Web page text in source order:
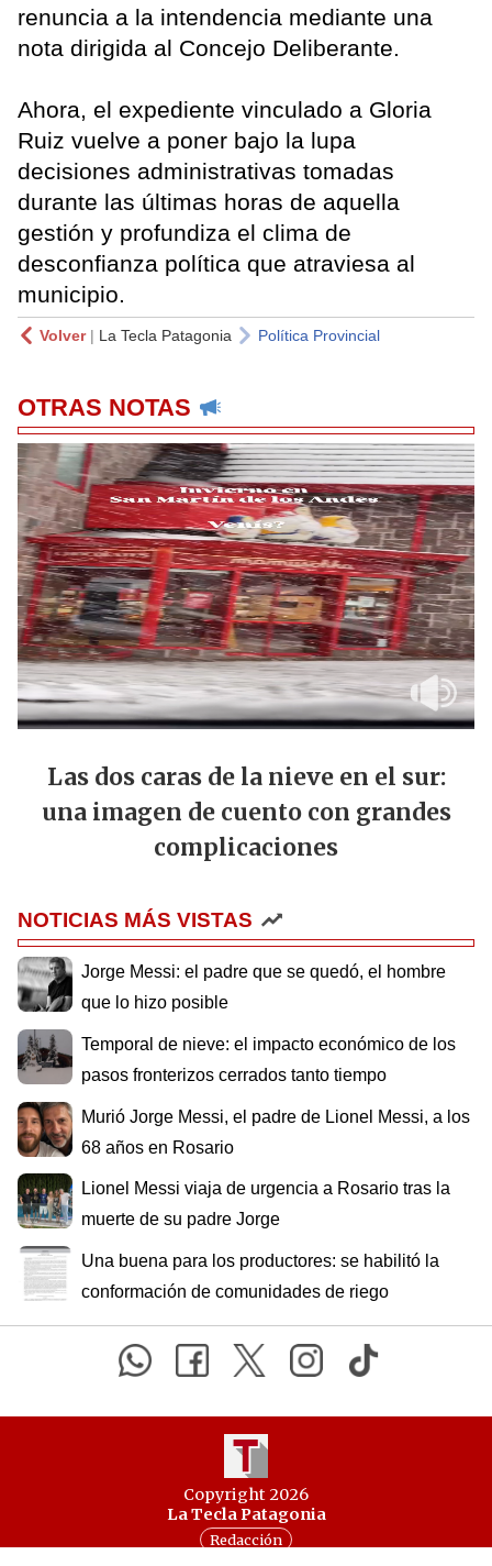
renuncia a la intendencia mediante una
nota dirigida al Concejo Deliberante.
Ahora, el expediente vinculado a Gloria
Ruiz vuelve a poner bajo la lupa
decisiones administrativas tomadas
durante las últimas horas de aquella
gestión y profundiza el clima de
desconfianza política que atraviesa al
municipio.
Volver| La Tecla Patagonia Política Provincial
OTRAS NOTAS
Las dos caras de la nieve en el sur:
una imagen de cuento con grandes
complicaciones
NOTICIAS MÁS VISTAS
Jorge Messi: el padre que se quedó, el hombre
que lo hizo posible
Temporal de nieve: el impacto económico de los
pasos fronterizos cerrados tanto tiempo
Murió Jorge Messi, el padre de Lionel Messi, a los
68 años en Rosario
Lionel Messi viaja de urgencia a Rosario tras la
muerte de su padre Jorge
Una buena para los productores: se habilitó la
conformación de comunidades de riego
Copyright 2026
La Tecla Patagonia
Redacción